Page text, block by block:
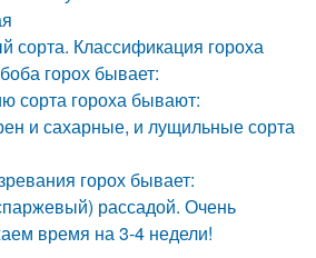
сорта. Классификация гороха
горох бывает:
сорта гороха бывают:
и сахарные, и лущильные сорта
горох бывает:
рассадой. Очень
время на 3-4 недели!